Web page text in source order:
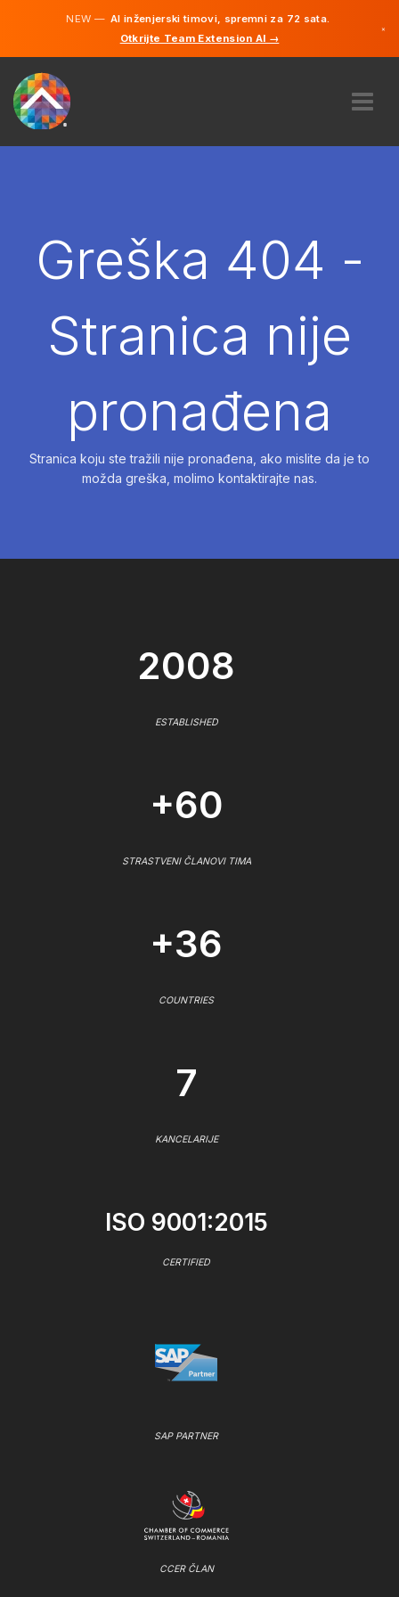
NEW —AI inženjerski timovi, spremni za 72 sata.
Otkrijte Team Extension AI →
×
NAJAMGreška 404 -
Stranica nije
pronađena
Stranica koju ste tražili nije pronađena, ako mislite da je to
možda greška, molimo kontaktirajte nas.
2008
ESTABLISHED
+60
STRASTVENI ČLANOVI TIMA
+36
COUNTRIES
7
KANCELARIJE
ISO 9001:2015
CERTIFIED
SAP PARTNER
CCER ČLAN